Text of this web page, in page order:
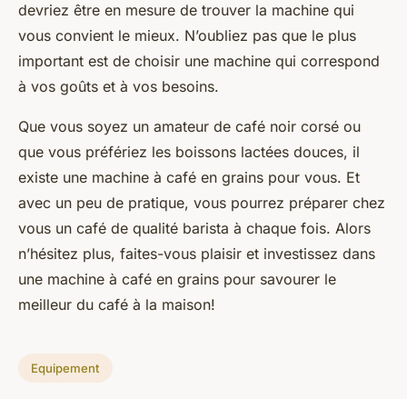
devriez être en mesure de trouver la machine qui
vous convient le mieux. N’oubliez pas que le plus
important est de choisir une machine qui correspond
à vos goûts et à vos besoins.
Que vous soyez un amateur de café noir corsé ou
que vous préfériez les boissons lactées douces, il
existe une machine à café en grains pour vous. Et
avec un peu de pratique, vous pourrez préparer chez
vous un café de qualité barista à chaque fois. Alors
n’hésitez plus, faites-vous plaisir et investissez dans
une machine à café en grains pour savourer le
meilleur du café à la maison!
Equipement